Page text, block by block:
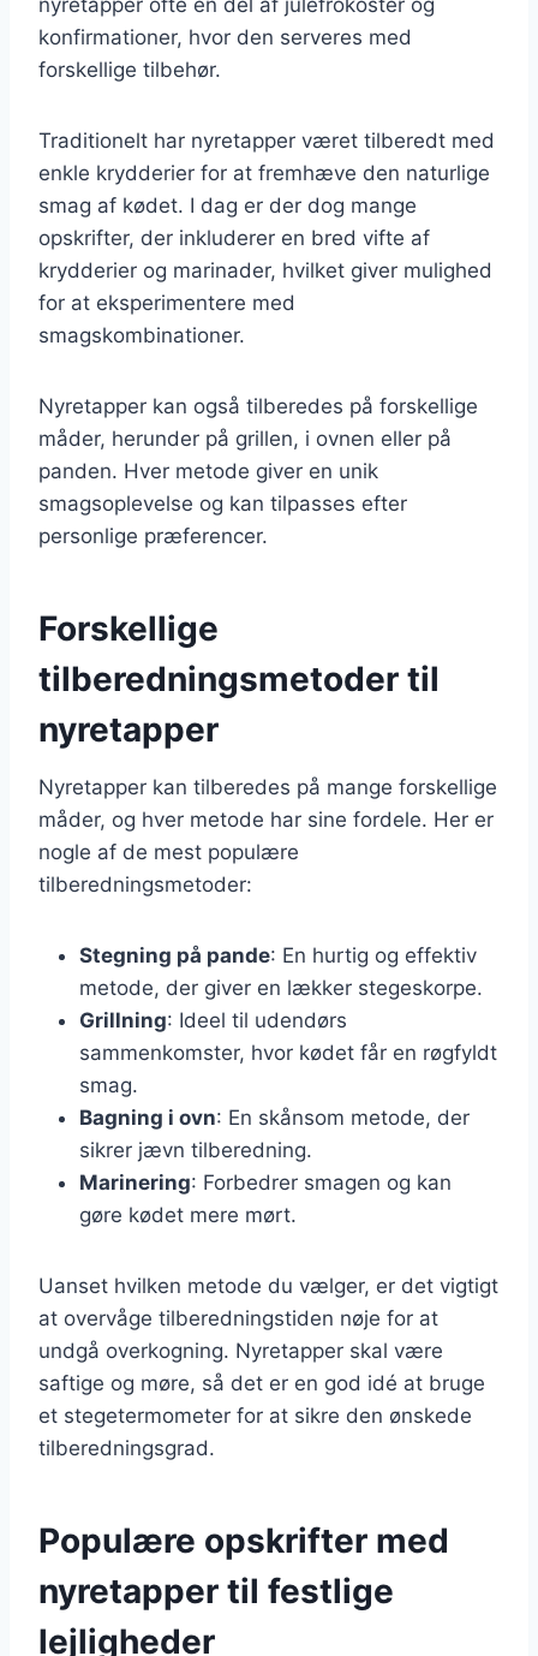
konfirmationer, hvor den serveres med
forskellige tilbehør.
Traditionelt har nyretapper været tilberedt med
enkle krydderier for at fremhæve den naturlige
smag af kødet. I dag er der dog mange
opskrifter, der inkluderer en bred vifte af
krydderier og marinader, hvilket giver mulighed
for at eksperimentere med
smagskombinationer.
Nyretapper kan også tilberedes på forskellige
måder, herunder på grillen, i ovnen eller på
panden. Hver metode giver en unik
smagsoplevelse og kan tilpasses efter
personlige præferencer.
Forskellige
tilberedningsmetoder til
nyretapper
Nyretapper kan tilberedes på mange forskellige
måder, og hver metode har sine fordele. Her er
nogle af de mest populære
tilberedningsmetoder:
Stegning på pande: En hurtig og effektiv
metode, der giver en lækker stegeskorpe.
Grillning: Ideel til udendørs
sammenkomster, hvor kødet får en røgfyldt
smag.
Bagning i ovn: En skånsom metode, der
sikrer jævn tilberedning.
Marinering: Forbedrer smagen og kan
gøre kødet mere mørt.
Uanset hvilken metode du vælger, er det vigtigt
at overvåge tilberedningstiden nøje for at
undgå overkogning. Nyretapper skal være
saftige og møre, så det er en god idé at bruge
et stegetermometer for at sikre den ønskede
tilberedningsgrad.
Populære opskrifter med
nyretapper til festlige
lejligheder